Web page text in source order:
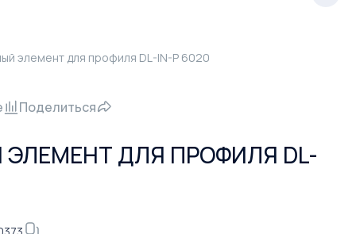
элемент для профиля DL-IN-P 6020
Поделиться
ДЛЯ ПРОФИЛЯ DL-